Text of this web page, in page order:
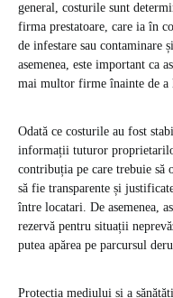
general, costurile sunt
firma prestatoare, care ia în
de infestare sau contaminare
asemenea, este important ca
mai multor firme înainte de a
Odată ce costurile au fost
informații tuturor
contribuția pe care trebuie să
să fie transparente și
între locatari. De asemenea,
rezervă pentru situații
putea apărea pe parcursul
Protecția mediului și a